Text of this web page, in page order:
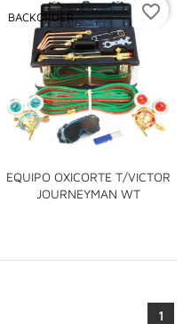
EQUIPO OXICORTE T/VICTOR
JOURNEYMAN WT
BACKORDER favorite_border
1